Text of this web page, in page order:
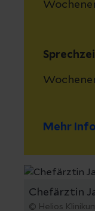
Mehr
Chefärztin
© Helios